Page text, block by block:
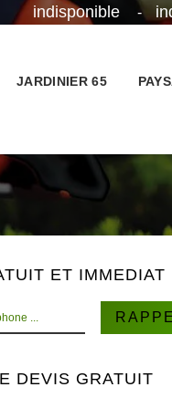
indisponible -
JARDINIER 65
ET IMMEDIAT
DEVIS GRATUIT